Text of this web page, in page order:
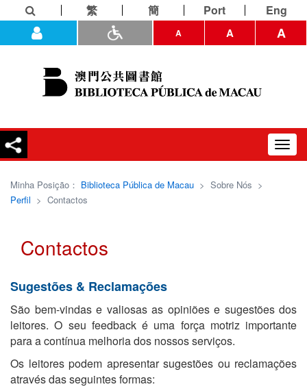
繁 簡 Port Eng
A A A
Minha Posição： Biblioteca Pública de Macau > Sobre Nós >
Perfil > Contactos
Contactos
Sugestões & Reclamações
São bem-vindas e valiosas as opiniões e sugestões dos
leitores. O seu feedback é uma força motriz importante
para a contínua melhoria dos nossos serviços.
Os leitores podem apresentar sugestões ou reclamações
através das seguintes formas: